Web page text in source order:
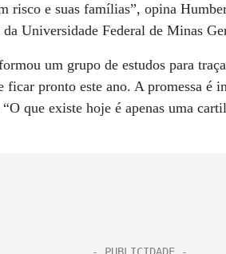
risco e suas famílias”, opina
Universidade Federal de Minas
um grupo de estudos para
ficar pronto este ano. A promessa é
que existe hoje é apenas uma